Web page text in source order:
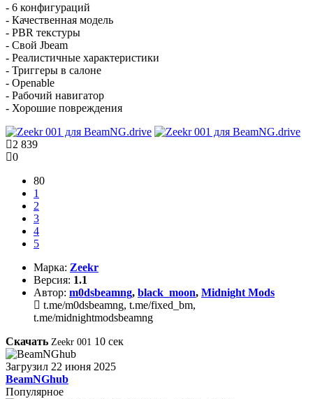
- 6 конфигураций
- Качественная модель
- PBR текстуры
- Свой Jbeam
- Реалистичные характеристики
- Триггеры в салоне
- Openable
- Рабочий навигатор
- Хорошие повреждения
2 839
0
80
1
2
3
4
5
Марка: Zeekr
Версия: 1.1
Автор: m0dsbeamng, black_moon, Midnight Mods
t.me/m0dsbeamng, t.me/fixed_bm,
t.me/midnightmodsbeamng
Скачать Zeekr 001 10 сек
Загрузил 22 июня 2025
BeamNGhub
Популярное